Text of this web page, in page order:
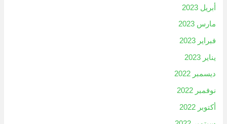
أبريل 2023
مارس 2023
فبراير 2023
يناير 2023
ديسمبر 2022
نوفمبر 2022
أكتوبر 2022